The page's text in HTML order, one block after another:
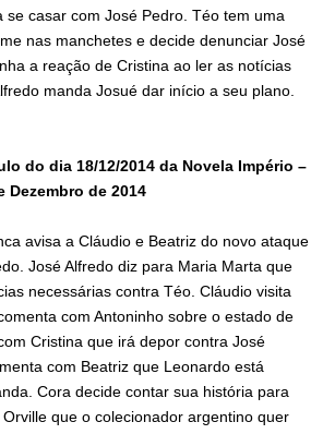
se casar com José Pedro. Téo tem uma
nas manchetes e decide denunciar José
a reação de Cristina ao ler as notícias
manda Josué dar início a seu plano.
do dia 18/12/2014 da Novela Império –
Dezembro de 2014
avisa a Cláudio e Beatriz do novo ataque
José Alfredo diz para Maria Marta que
necessárias contra Téo. Cláudio visita
com Antoninho sobre o estado de
Cristina que irá depor contra José
com Beatriz que Leonardo está
Cora decide contar sua história para
que o colecionador argentino quer